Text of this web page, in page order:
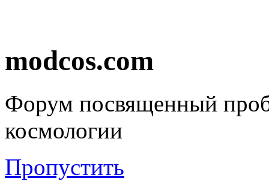
modcos.com
Форум посвященный
космологии
Пропустить